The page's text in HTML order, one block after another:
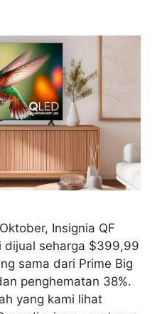
Insignia QF
dijual seharga $399,99
sama dari Prime Big
penghematan 38%.
yang kami lihat